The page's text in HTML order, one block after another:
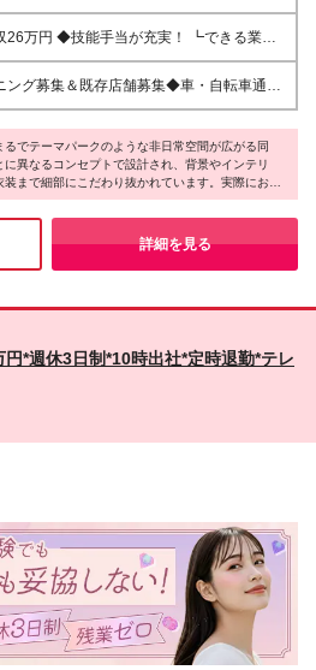
～30代活躍中◆子どもが好きな方が活躍
が好き □友達や家族のヘアセット・メイク
がある □「かわいい！」「似合う！」を考
き □自分のセンスやアイデアを活かして働
充実！ ┗できる業務
特定の撮影など）が増えるごとに手当が加
均で月2万円、最大で月6万3000円の支
、決定いたします ※固定残業代（7,000円
を含みます。超過分は別途全額支給いた
用期間6～8カ月あり（期間中の給
グ募集＆既存店舗募集◆車・自転車通勤
し◆希望を考慮し配属いたします 新店
兵庫県内にある店舗での勤務となります！
8〜9月、姫路店が新規オープン！／／ 新
オを一緒に立ち上げる仲間を積極採用中◎
県姫路市田寺3-2-13 【西宮店】兵庫
上町6-20-25 【サザンモール六甲店】兵庫
区新在家南町1-2-1 サザンモール六甲B612
須磨パティオ店】兵庫県神戸市須磨区中
るでテーマパークのような非日常空間が広がる同
に異なるコンセプトで設計され、背景やインテリ
装まで細部にこだわり抜かれています。実際にお客
界観に惹かれた」「衣装が素敵」といった声も多
間から心躍る体験を提供する姿勢が、多くの人に選
のだと感じました。「人を喜ばせることが好き」と
事にしたい方にこそ、おすすめしたい一社です！
詳細を見る
*週休3日制*10時出社*定時退勤*テレ